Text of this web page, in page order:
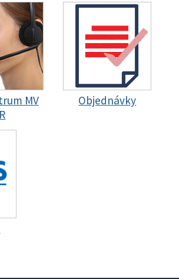
MV
Objednávky